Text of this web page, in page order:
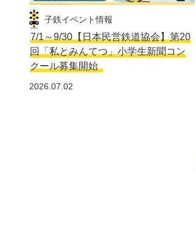
子鉄イベント情報
7/1～9/30【日本民営鉄道協会】第20
回「私とみんてつ」小学生新聞コン
クール募集開始
2026.07.02